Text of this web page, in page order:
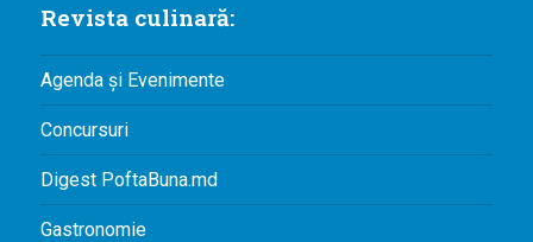
Revista culinară:
Agenda și Evenimente
Concursuri
Digest PoftaBuna.md
Gastronomie